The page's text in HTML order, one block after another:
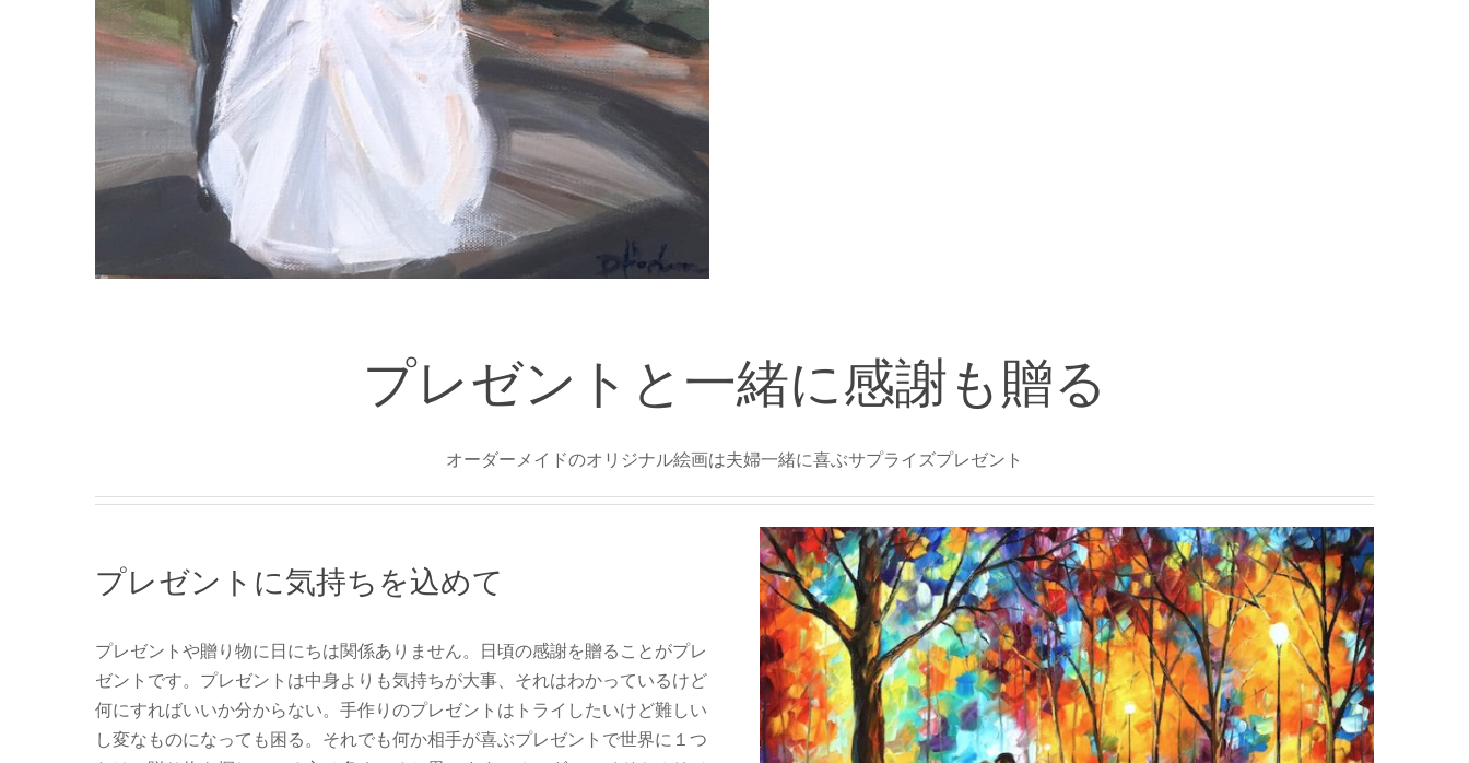
プレゼントと一緒に感謝も贈る
オーダーメイドのオリジナル絵画は夫婦一緒に喜ぶサプライズプレゼント
プレゼントに気持ちを込めて
プレゼントや贈り物に日にちは関係ありません。日頃の感謝を贈ることがプレ
ゼントです。プレゼントは中身よりも気持ちが大事、それはわかっているけど
何にすればいいか分からない。手作りのプレゼントはトライしたいけど難しい
し変なものになっても困る。それでも何か相手が喜ぶプレゼントで世界に１つ